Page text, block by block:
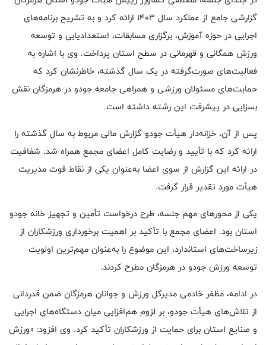
گزارشی جامع از عملکرد سال ۱۴۰۳ ارائه کرد و به تشریح برنامه‌های
اجرایی در حوزه آموزش، برگزاری مسابقات، استعدادیابی و توسعه
ورزش همگانی و قهرمانی در سطح استان پرداخت. وی با اشاره به
فعالیت‌های صورت‌گرفته در یک سال گذشته، خاطرنشان کرد که
حمایت‌های مسئولان ورزشی و همراهی جامعه جودو در هرمزگان نقش
بسزایی در پیشرفت این رشته داشته است.
پس از آن، خزانه‌دار هیأت جودو گزارش مالی مربوط به سال گذشته را
ارائه کرد که با تأیید و رضایت کامل اعضای مجمع همراه شد. شفافیت
در ارائه این گزارش از سوی اعضا به‌عنوان یکی از نقاط قوت مدیریت
هیأت مورد تقدیر قرار گرفت.
یکی از محورهای مهم جلسه، طرح درخواست تأمین و تجهیز خانه جودو
استان بود. اعضای مجمع با تأکید بر اهمیت برخورداری ورزشکاران از
زیرساخت‌های استاندارد، این موضوع را به‌عنوان مهم‌ترین اولویت
توسعه ورزش جودو در هرمزگان مطرح کردند.
در ادامه، مظفر خادمی مدیرکل ورزش و جوانان هرمزگان ضمن قدردانی
از تلاش‌های هیأت جودو، بر لزوم هم‌افزایی میان دستگاه‌های اجرایی
و صنایع استان برای حمایت از ورزشکاران تأکید کرد. وی افزود: «ورزش